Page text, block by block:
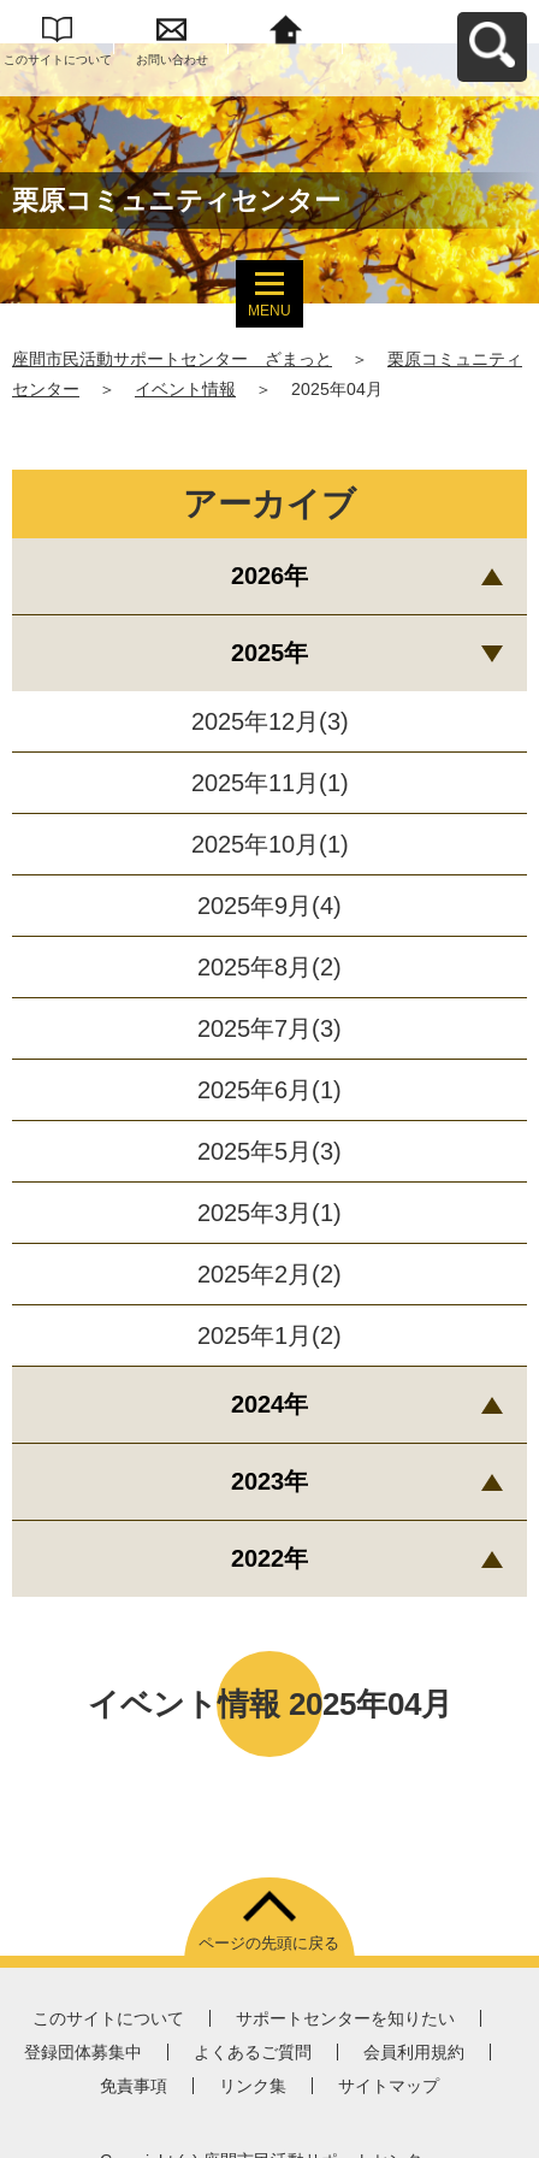
このサイトについて お問い合わせ
座間市民活動サポー
トセンター ざまっ
とへ戻る
栗原コミュニティセンター
MENU
座間市民活動サポートセンター ざまっと ＞
栗原コミュニティ
センター
＞ イベント情報 ＞ 2025年04月
イベント情報 2025年04月
アーカイブ
2026年
2025年
2025年12月(3)
2025年11月(1)
2025年10月(1)
2025年9月(4)
2025年8月(2)
2025年7月(3)
2025年6月(1)
2025年5月(3)
2025年3月(1)
2025年2月(2)
2025年1月(2)
2024年
2023年
2022年
ページの先頭に戻る
このサイトについて
サポートセンターを知りたい
登録団体募集中
よくあるご質問
会員利用規約
免責事項
リンク集 サイトマップ